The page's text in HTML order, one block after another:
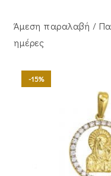
Άμεση παραλαβή /
ημέρες
-15%